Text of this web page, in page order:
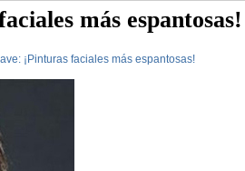
más espantosas!
¡Pinturas faciales más espantosas!